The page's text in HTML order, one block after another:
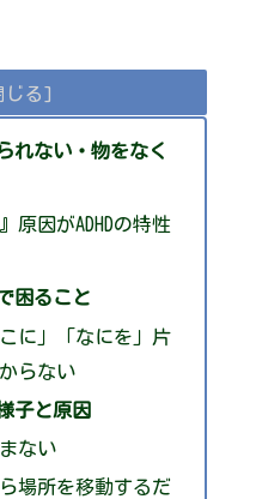
れない・物をなく
原因がADHDの特性
困ること
に」「なにを」片
らない
子と原因
ない
場所を移動するだ